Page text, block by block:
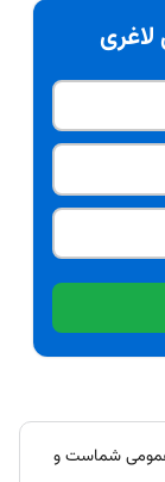
عمومی شماست و